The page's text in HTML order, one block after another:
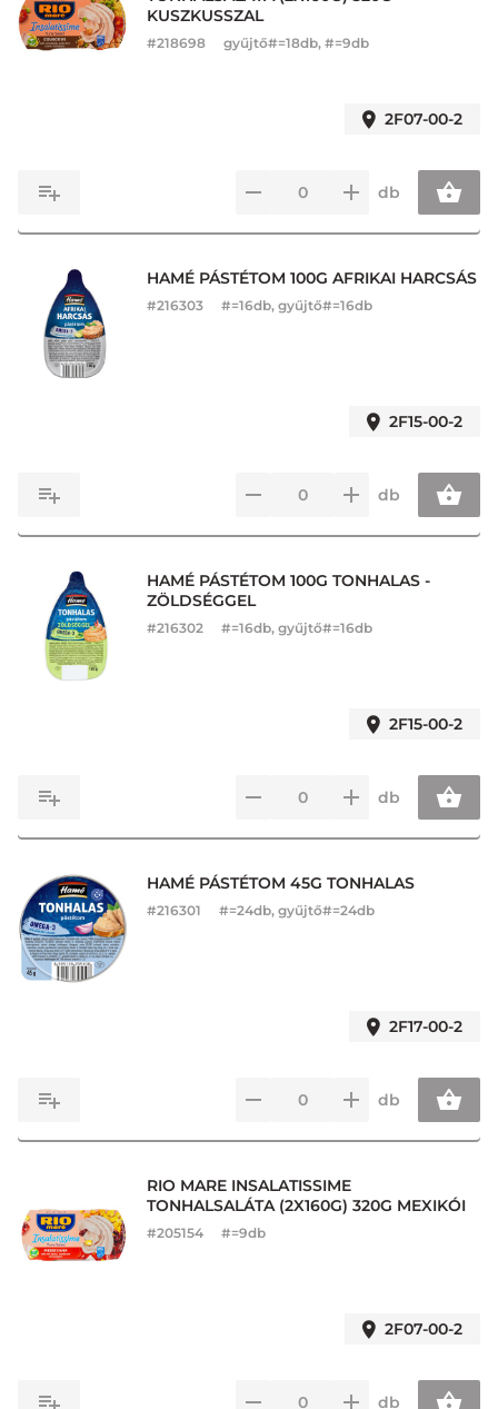
KUSZKUSSZAL
#218698 gyűjtő#=18db, #=9db
2F07-00-2
db
HAMÉ PÁSTÉTOM 100G AFRIKAI HARCSÁS
#216303 #=16db, gyűjtő#=16db
2F15-00-2
db
HAMÉ PÁSTÉTOM 100G TONHALAS -
ZÖLDSÉGGEL
#216302 #=16db, gyűjtő#=16db
2F15-00-2
db
HAMÉ PÁSTÉTOM 45G TONHALAS
#216301 #=24db, gyűjtő#=24db
2F17-00-2
db
RIO MARE INSALATISSIME
TONHALSALÁTA (2X160G) 320G MEXIKÓI
#205154 #=9db
2F07-00-2
db